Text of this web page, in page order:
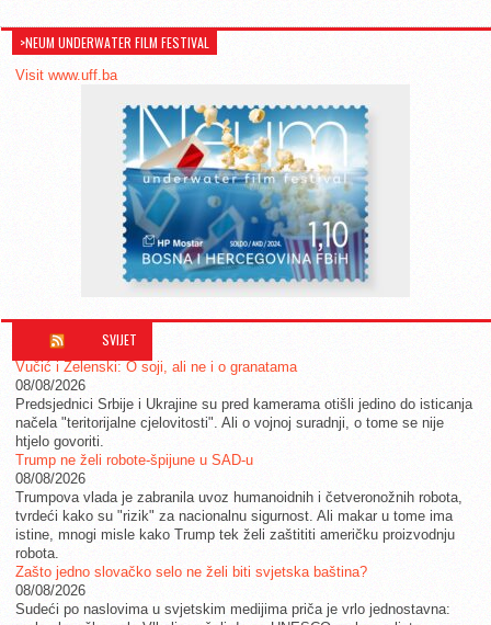
>NEUM UNDERWATER FILM FESTIVAL
Visit www.uff.ba
SVIJET
Vučić i Zelenski: O soji, ali ne i o granatama
08/08/2026
Predsjednici Srbije i Ukrajine su pred kamerama otišli jedino do isticanja
načela "teritorijalne cjelovitosti". Ali o vojnoj suradnji, o tome se nije
htjelo govoriti.
Trump ne želi robote-špijune u SAD-u
08/08/2026
Trumpova vlada je zabranila uvoz humanoidnih i četveronožnih robota,
tvrdeći kako su "rizik" za nacionalnu sigurnost. Ali makar u tome ima
istine, mnogi misle kako Trump tek želi zaštititi američku proizvodnju
robota.
Zašto jedno slovačko selo ne želi biti svjetska baština?
08/08/2026
Sudeći po naslovima u svjetskim medijima priča je vrlo jednostavna: